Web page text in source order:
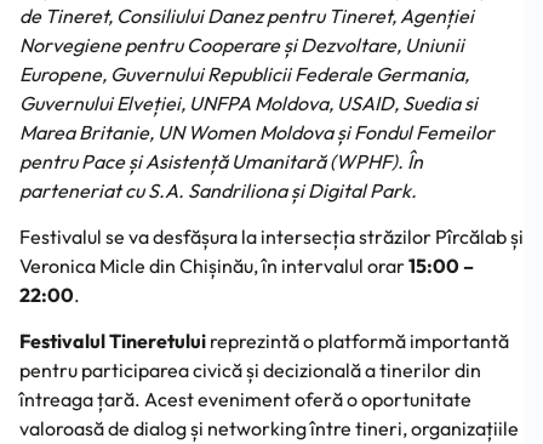
de Tineret, Consiliului Danez pentru Tineret, Agenției
Norvegiene pentru Cooperare și Dezvoltare, Uniunii
Europene, Guvernului Republicii Federale Germania,
Guvernului Elveției, UNFPA Moldova, USAID, Suedia si
Marea Britanie, UN Women Moldova și Fondul Femeilor
pentru Pace și Asistență Umanitară (WPHF). În
parteneriat cu S.A. Sandriliona și Digital Park.
Festivalul se va desfășura la intersecția străzilor Pîrcălab și
Veronica Micle din Chișinău, în intervalul orar15:00 –
22:00.
Festivalul Tineretului reprezintă o platformă importantă
pentru participarea civică și decizională a tinerilor din
întreaga țară. Acest eveniment oferă o oportunitate
valoroasă de dialog și networking între tineri, organizațiile